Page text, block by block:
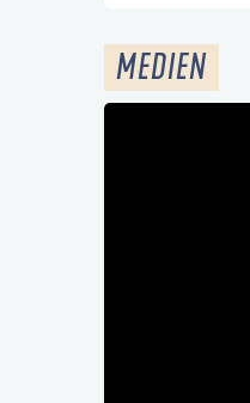
MEDIEN